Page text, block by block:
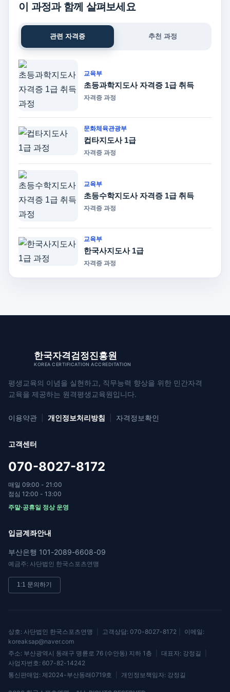
이 과정과 함께 살펴보세요
관련 자격증 추천 과정
교육부
초등과학지도사 자격증 1급 취득
자격증 과정
문화체육관광부
컵타지도사 1급
자격증 과정
교육부
초등수학지도사 자격증 1급 취득
자격증 과정
교육부
한국사지도사 1급
자격증 과정
한국자격검정진흥원
KOREA CERTIFICATION ACCREDITATION
평생교육의 이념을 실현하고, 직무능력 향상을 위한 민간자격
교육을 제공하는 원격평생교육원입니다.
이용약관 개인정보처리방침 자격정보확인
고객센터
070-8027-8172
매일 09:00 - 21:00
점심 12:00 - 13:00
주말·공휴일 정상 운영
입금계좌안내
부산은행 101-2089-6608-09
예금주: 사단법인 한국스포츠연맹
1:1 문의하기
상호: 사단법인 한국스포츠연맹 고객상담: 070-8027-8172
이메일:
koreaksap@naver.com
주소: 부산광역시 동래구 명륜로 76 (수안동) 지하 1층
대표자: 강정길
사업자번호: 607-82-14242
통신판매업: 제2024-부산동래0719호
개인정보책임자: 강정길